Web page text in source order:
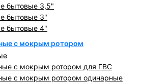
бытовые 3,5"
бытовые 3"
бытовые 4"
с мокрым ротором
с мокрым ротором для ГВС
с мокрым ротором одинарные